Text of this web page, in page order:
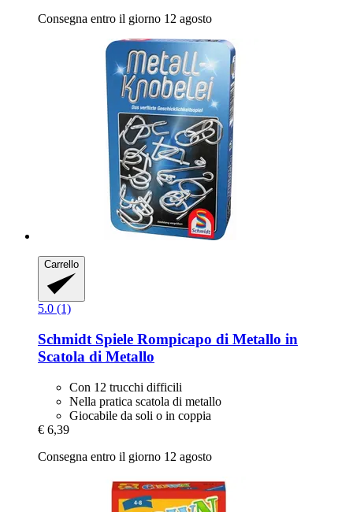
Consegna entro il giorno 12 agosto
Carrello
5.0 (1)
Schmidt Spiele Rompicapo di Metallo in
Scatola di Metallo
Con 12 trucchi difficili
Nella pratica scatola di metallo
Giocabile da soli o in coppia
€ 6,39
Consegna entro il giorno 12 agosto